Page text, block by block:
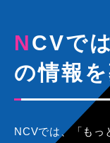
NCVでは、視聴者さまから
の情報
NCVでは、「もっ